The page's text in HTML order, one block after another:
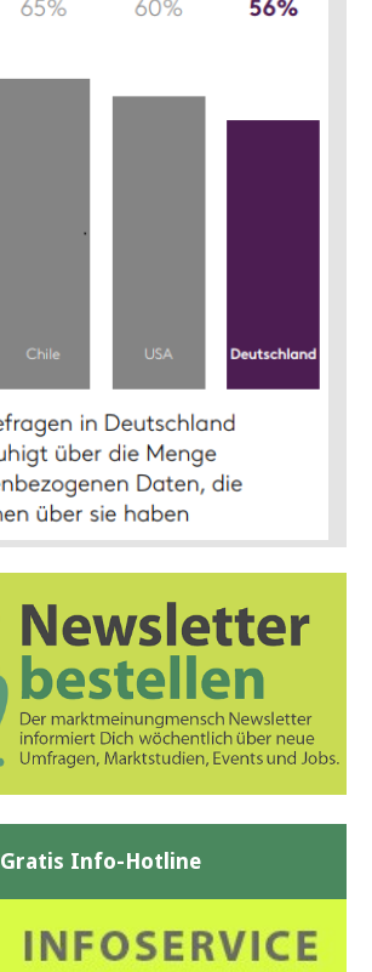
Gratis Info-Hotline